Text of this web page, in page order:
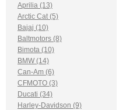
Aprilia (13)
Arctic Cat (5)
Bajaj (10)
Baltmotors (8)
Bimota (10)
BMW (14)
Can-Am (6)
CFMOTO (3)
Ducati (34)
Harley-Davidson (9)